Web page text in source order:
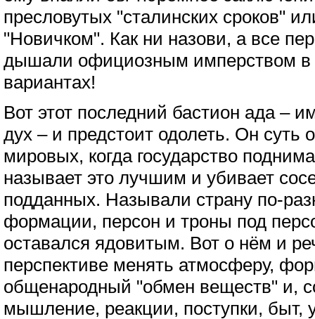
пресловутых "сталинских сроков"
"Новичком". Как ни назови, а все
дышали официозным имперством в
вариантах!
Вот этот последний бастион ада –
дух – и предстоит одолеть. Он суть
мировых, когда государство
называет это лучшим и убивает
подданных. Называли страну по-
формации, персон и троны под
оставался ядовитым. Вот о нём и
перспективе менять атмосферу,
общенародный "обмен веществ" и,
мышление, реакции, поступки, быт,